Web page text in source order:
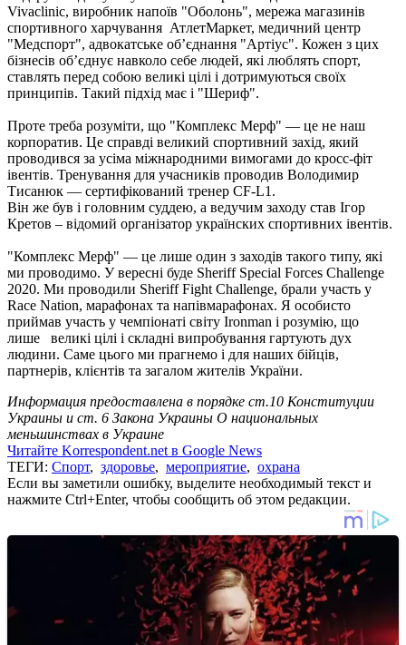
Vivaclinic, виробник напоїв "Оболонь", мережа магазинів
спортивного харчування АтлетМаркет, медичний центр
"Медспорт", адвокатське об’єднання "Артіус". Кожен з цих
бізнесів об’єднує навколо себе людей, які люблять спорт,
ставлять перед собою великі цілі і дотримуються своїх
принципів. Такий підхід має і "Шериф".
Проте треба розуміти, що "Комплекс Мерф" — це не наш
корпоратив. Це справді великий спортивний захід, який
проводився за усіма міжнародними вимогами до кросс-фіт
івентів. Тренування для учасників проводив Володимир
Тисанюк — сертифікований тренер CF-L1.
Він же був і головним суддею, а ведучим заходу став Ігор
Кретов – відомий організатор українских спортивних івентів.
"Комплекс Мерф" — це лише один з заходів такого типу, які
ми проводимо. У вересні буде Sheriff Special Forces Challenge
2020. Ми проводили Sheriff Fight Challenge, брали участь у
Race Nation, марафонах та напівмарафонах. Я особисто
приймав участь у чемпіонаті світу Ironman і розумію, що
лише великі цілі і складні випробування гартують дух
людини. Саме цього ми прагнемо і для наших бійців,
партнерів, клієнтів та загалом жителів України.
Информация предоставлена в порядке ст.10 Конституции
Украины и ст. 6 Закона Украины О национальных
меньшинствах в Украине
Читайте Korrespondent.net в Google News
ТЕГИ: Спорт, здоровье, мероприятие, охрана
Если вы заметили ошибку, выделите необходимый текст и
нажмите Ctrl+Enter, чтобы сообщить об этом редакции.